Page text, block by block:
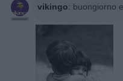
vikingo: buongiorno